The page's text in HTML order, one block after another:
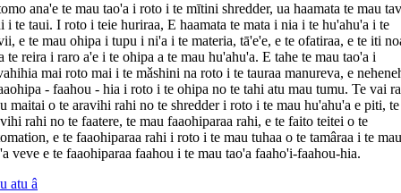
ana'e te mau tao'a i roto i te mītini shredder, ua haamata te mau
i te taui. I roto i teie huriraa, E haamata te mata i nia i te hu'ahu'a i te
e te mau ohipa i tupu i ni'a i te materia, tā'e'e, e te ofatiraa, e te iti
te reira i raro a'e i te ohipa a te mau hu'ahu'a. E tahe te mau tao'a i
mai roto mai i te mǎshini na roto i te tauraa manureva, e
- faahou - hia i roto i te ohipa no te tahi atu mau tumu. Te vai
maitai o te aravihi rahi no te shredder i roto i te mau hu'ahu'a e piti, te
rahi no te faatere, te mau faaohiparaa rahi, e te faito teitei o te
e te faaohiparaa rahi i roto i te mau tuhaa o te tamâraa i te
veve e te faaohiparaa faahou i te mau tao'a faaho'i-faahou-hia.
atu â